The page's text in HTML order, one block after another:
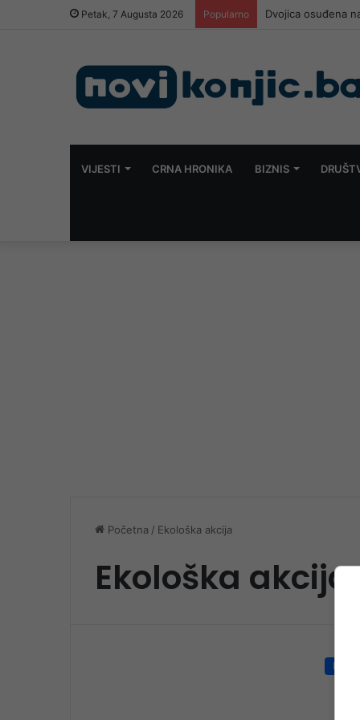
Petak, 7 Augusta 2026 Popularno Dvojica osuđena
VIJESTI CRNA HRONIKA BIZNIS
Početna / Ekološka akcija
Ekološka akcija